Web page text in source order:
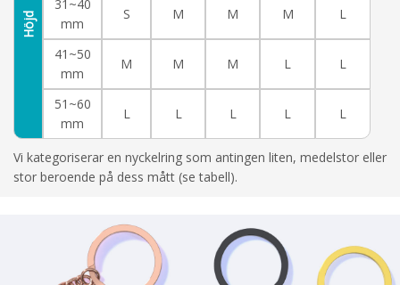
Höjd
31~40
mm
S M M M L
41~50
mm
M M M L L
51~60
mm
L L L L L
Vi kategoriserar en nyckelring som antingen liten, medelstor eller
stor beroende på dess mått (se tabell).